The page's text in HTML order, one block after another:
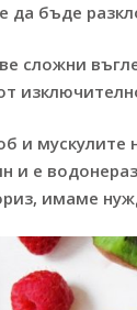
да бъде
сложни
и мускулите
и е
имаме